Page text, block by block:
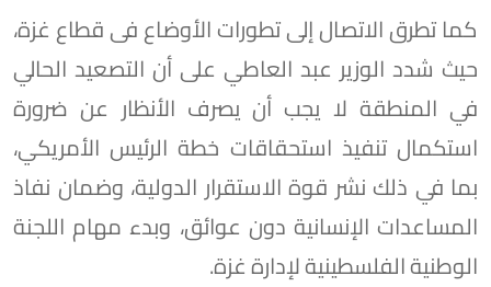
كما تطرق الاتصال إلى تطورات الأوضاع فى قطاع غزة،
حيث شدد الوزير عبد العاطي على أن التصعيد الحالي
في المنطقة لا يجب أن يصرف الأنظار عن ضرورة
استكمال تنفيذ استحقاقات خطة الرئيس الأمريكي،
بما في ذلك نشر قوة الاستقرار الدولية، وضمان نفاذ
المساعدات الإنسانية دون عوائق، وبدء مهام اللجنة
الوطنية الفلسطينية لإدارة غزة.